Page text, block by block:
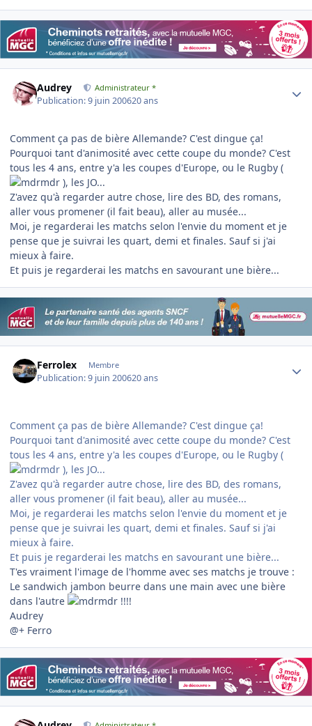
Audrey Administrateur *
Publication:9 juin 200620 ans
Comment ça pas de bière Allemande? C'est dingue ça!
Pourquoi tant d'animosité avec cette coupe du monde? C'est
tous les 4 ans, entre y'a les coupes d'Europe, ou le Rugby (
), les JO...
Z'avez qu'à regarder autre chose, lire des BD, des romans,
aller vous promener (il fait beau), aller au musée...
Moi, je regarderai les matchs selon l'envie du moment et je
pense que je suivrai les quart, demi et finales. Sauf si j'ai
mieux à faire.
Et puis je regarderai les matchs en savourant une bière...
Ferrolex Membre
Publication:9 juin 200620 ans
Comment ça pas de bière Allemande? C'est dingue ça!
Pourquoi tant d'animosité avec cette coupe du monde? C'est
tous les 4 ans, entre y'a les coupes d'Europe, ou le Rugby (
), les JO...
Z'avez qu'à regarder autre chose, lire des BD, des romans,
aller vous promener (il fait beau), aller au musée...
Moi, je regarderai les matchs selon l'envie du moment et je
pense que je suivrai les quart, demi et finales. Sauf si j'ai
mieux à faire.
Et puis je regarderai les matchs en savourant une bière...
T'es vraiment l'image de l'homme avec ses matchs je trouve :
Le sandwich jambon beurre dans une main avec une bière
dans l'autre
!!!!
Audrey
@+ Ferro